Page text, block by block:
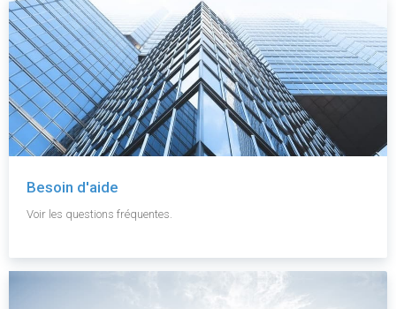
Besoin d'aide
Voir les questions fréquentes.